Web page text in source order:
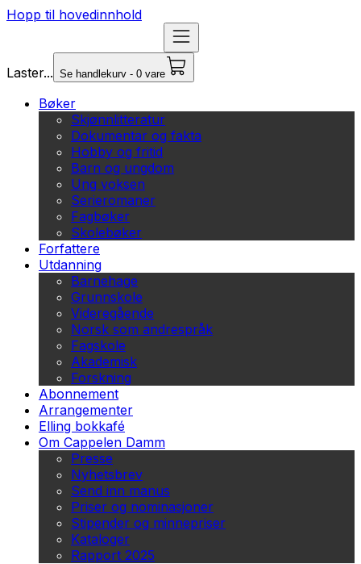
Hopp til hovedinnhold
Laster... Se handlekurv - 0 vare
Bøker
Skjønnlitteratur
Dokumentar og fakta
Hobby og fritid
Barn og ungdom
Ung voksen
Serieromaner
Fagbøker
Skolebøker
Forfattere
Utdanning
Barnehage
Grunnskole
Videregående
Norsk som andrespråk
Fagskole
Akademisk
Forskning
Abonnement
Arrangementer
Elling bokkafé
Om Cappelen Damm
Presse
Nyhetsbrev
Send inn manus
Priser og nominasjoner
Stipender og minnepriser
Kataloger
Rapport 2025